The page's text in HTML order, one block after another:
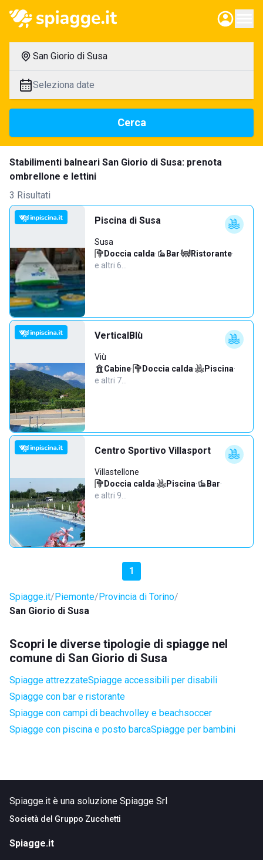
San Giorio di Susa
Seleziona date
Cerca
Stabilimenti balneari San Giorio di Susa: prenota
ombrellone e lettini
3 Risultati
Piscina di Susa
Susa
Doccia calda· Bar· Ristorante·
e altri 6…
VerticalBlù
Viù
Cabine· Doccia calda· Piscina·
e altri 7…
Centro Sportivo Villasport
Villastellone
Doccia calda· Piscina· Bar·
e altri 9…
1
Spiagge.it Piemonte Provincia di Torino
San Giorio di Susa
Scopri le diverse tipologie di spiagge nel
comune di San Giorio di Susa
Spiagge attrezzateSpiagge accessibili per disabili
Spiagge con bar e ristorante
Spiagge con campi di beachvolley e beachsoccer
Spiagge con piscina e posto barcaSpiagge per bambini
Spiagge.it è una soluzione Spiagge Srl
Società del Gruppo Zucchetti
Spiagge.it